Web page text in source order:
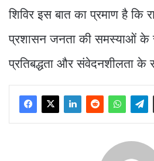
शिविर इस बात का प्रमाण है कि
प्रशासन जनता की समस्याओं के
प्रतिबद्धता और संवेदनशीलता के